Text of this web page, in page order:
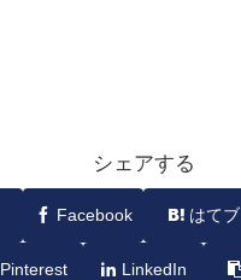
シェアする
Facebook はてブ
Pinterest LinkedIn